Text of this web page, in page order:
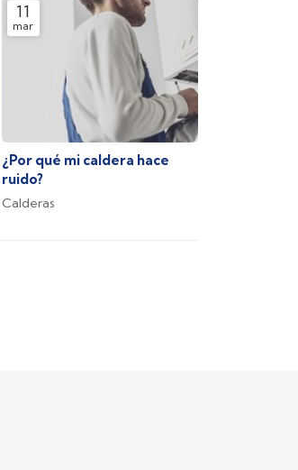
11
mar
¿Por qué mi caldera hace
ruido?
Calderas